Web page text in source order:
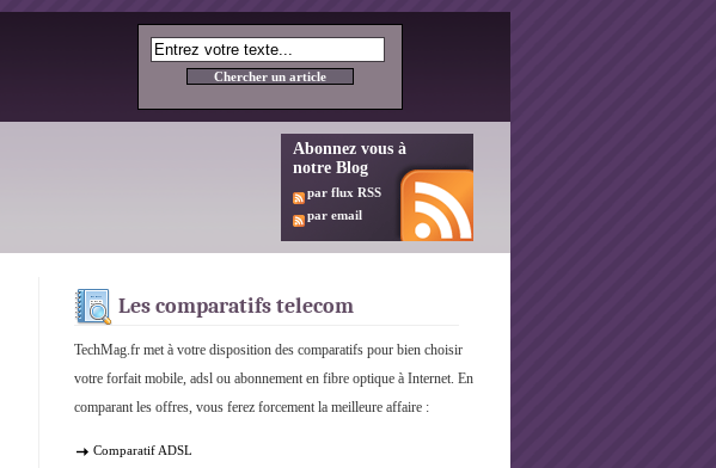
Abonnez vous à
notre Blog
par flux RSS
par email
Les comparatifs telecom
TechMag.fr met à votre disposition des comparatifs pour bien choisir
votre forfait mobile, adsl ou abonnement en fibre optique à Internet. En
comparant les offres, vous ferez forcement la meilleure affaire :
Comparatif ADSL